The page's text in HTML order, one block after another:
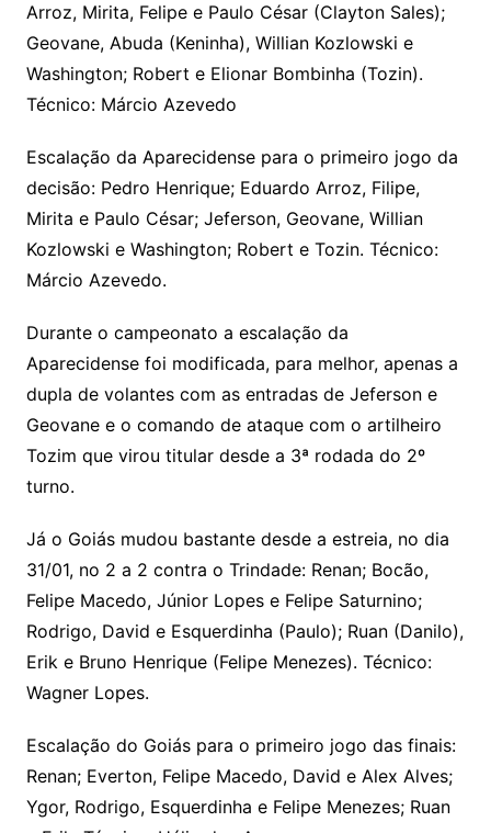
Arroz, Mirita, Felipe e Paulo César (Clayton Sales);
Geovane, Abuda (Keninha), Willian Kozlowski e
Washington; Robert e Elionar Bombinha (Tozin).
Técnico: Márcio Azevedo
Escalação da Aparecidense para o primeiro jogo da
decisão: Pedro Henrique; Eduardo Arroz, Filipe,
Mirita e Paulo César; Jeferson, Geovane, Willian
Kozlowski e Washington; Robert e Tozin. Técnico:
Márcio Azevedo.
Durante o campeonato a escalação da
Aparecidense foi modificada, para melhor, apenas a
dupla de volantes com as entradas de Jeferson e
Geovane e o comando de ataque com o artilheiro
Tozim que virou titular desde a 3ª rodada do 2º
turno.
Já o Goiás mudou bastante desde a estreia, no dia
31/01, no 2 a 2 contra o Trindade: Renan; Bocão,
Felipe Macedo, Júnior Lopes e Felipe Saturnino;
Rodrigo, David e Esquerdinha (Paulo); Ruan (Danilo),
Erik e Bruno Henrique (Felipe Menezes). Técnico:
Wagner Lopes.
Escalação do Goiás para o primeiro jogo das finais:
Renan; Everton, Felipe Macedo, David e Alex Alves;
Ygor, Rodrigo, Esquerdinha e Felipe Menezes; Ruan